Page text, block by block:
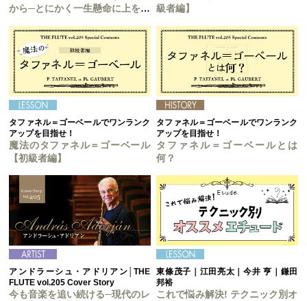
から─とにかく一生懸命に上を目
てくる
級者編】
タファネル＝ゴーベールでワンランク
アップを目指せ！
魔法のタファネル＝ゴーベール
【初級者編】
タファネル＝ゴーベールでワンランク
アップを目指せ！
タファネル＝ゴーベールとは
何？
アンドラーシュ・アドリアン│THE
FLUTE vol.205 Cover Story
今も音楽を追い続ける─現代のレ
東條茂子｜江田亮太｜今井 亨｜鎌田
邦裕
これで悩み解決! テクニック別オ